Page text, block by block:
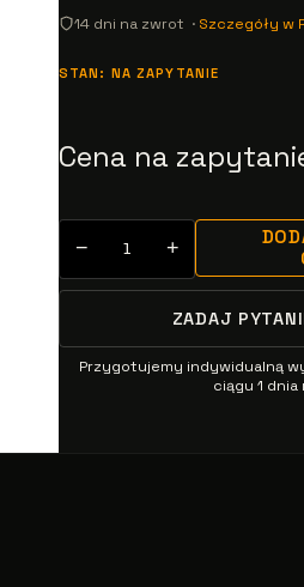
14 dni na zwrot · Szczegóły w
STAN: NA ZAPYTANIE
Cena na
− +
ZADAJ
Przygotujemy indywidualną
ciągu 1